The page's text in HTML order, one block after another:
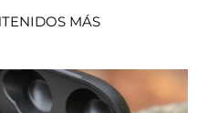
MÁS